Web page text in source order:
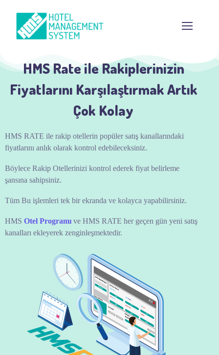
HMS Rate ile Rakiplerinizin
Fiyatlarını Karşılaştırmak Artık
Çok Kolay
HMS RATE ile rakip otellerin popüler satış kanallarındaki
fiyatlarını anlık olarak kontrol edebileceksiniz.
Böylece Rakip Otellerinizi kontrol ederek fiyat belirleme
şansına sahipsiniz.
Tüm Bu işlemleri tek bir ekranda ve kolayca yapabilirsiniz.
HMS Otel Programı ve HMS RATE her geçen gün yeni satış
kanalları ekleyerek zenginleşmektedir.